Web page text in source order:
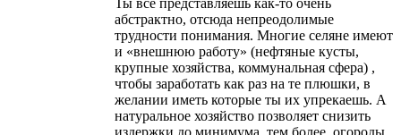
Ты всё представляешь как-то очень
абстрактно, отсюда непреодолимые
трудности понимания. Многие селяне имеют
и «внешнюю работу» (нефтяные кусты,
крупные хозяйства, коммунальная сфера) ,
чтобы заработать как раз на те плюшки, в
желании иметь которые ты их упрекаешь. А
натуральное хозяйство позволяет снизить
издержки до минимума, тем более, огороды